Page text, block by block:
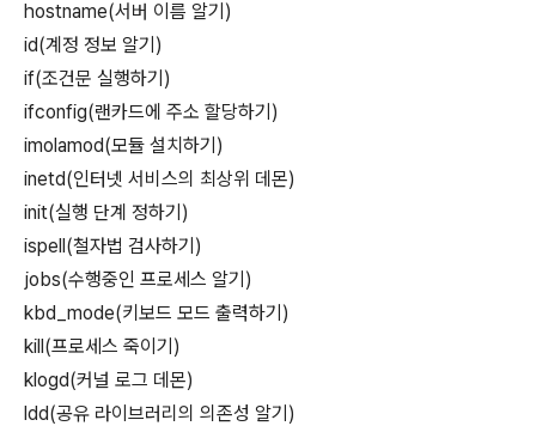
hostname(서버 이름 알기)
id(계정 정보 알기)
if(조건문 실행하기)
ifconfig(랜카드에 주소 할당하기)
imolamod(모듈 설치하기)
inetd(인터넷 서비스의 최상위 데몬)
init(실행 단계 정하기)
ispell(철자법 검사하기)
jobs(수행중인 프로세스 알기)
kbd_mode(키보드 모드 출력하기)
kill(프로세스 죽이기)
klogd(커널 로그 데몬)
ldd(공유 라이브러리의 의존성 알기)